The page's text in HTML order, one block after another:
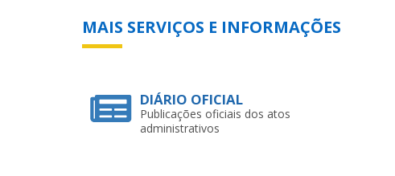
MAIS SERVIÇOS E INFORMAÇÕES
DIÁRIO OFICIAL
Publicações oficiais dos atos
administrativos